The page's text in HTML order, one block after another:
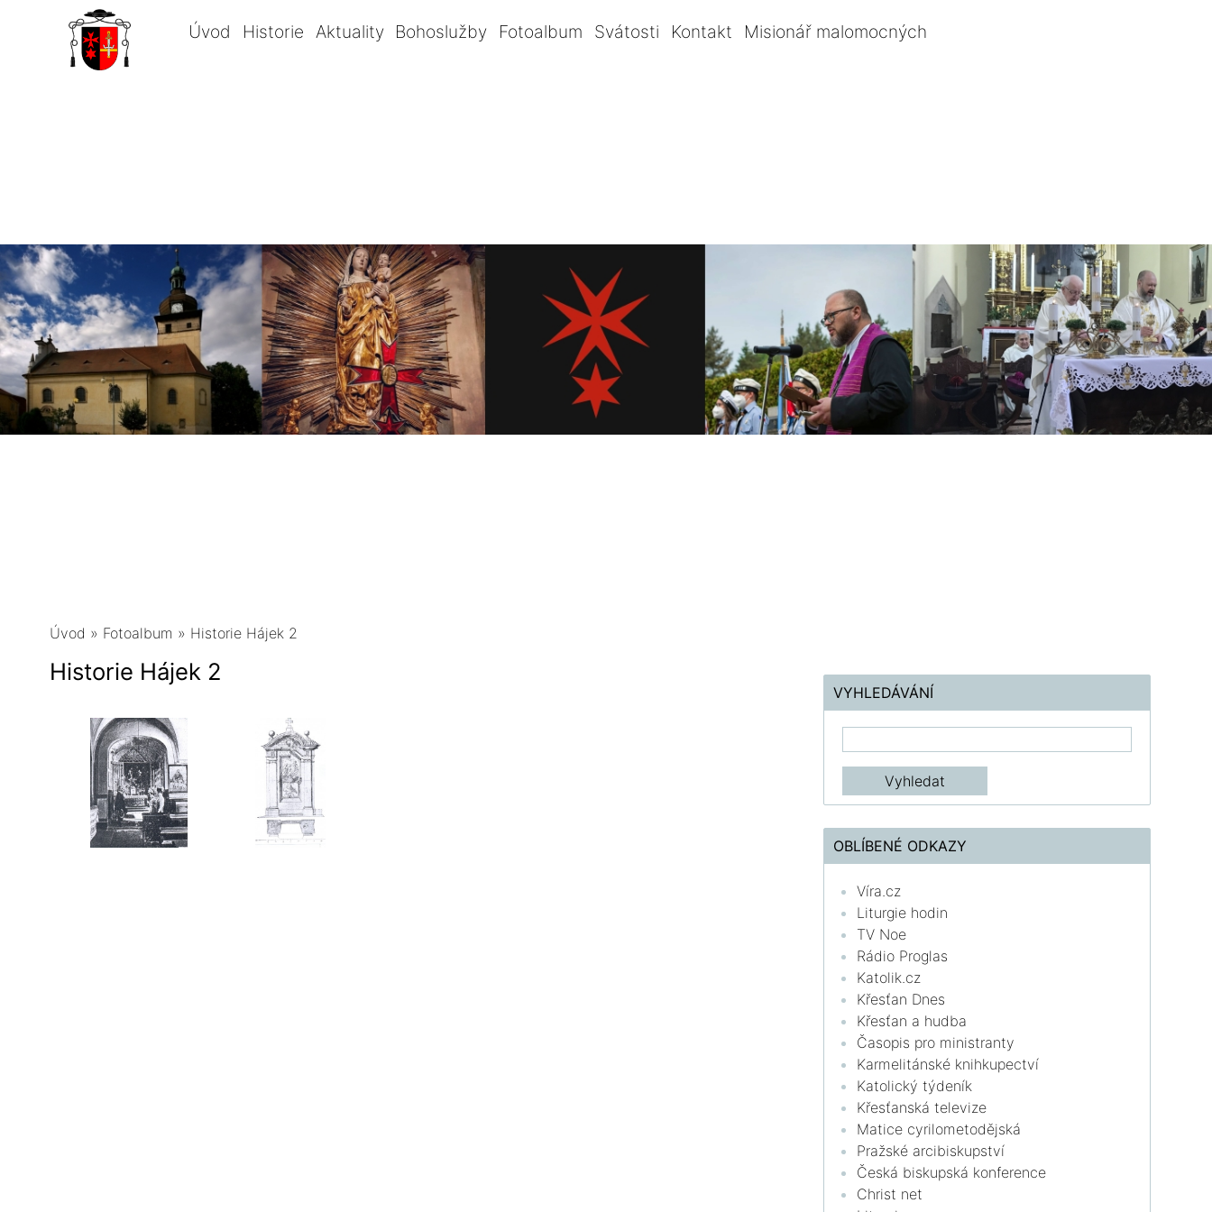
Úvod Historie Aktuality Bohoslužby Fotoalbum Svátosti Kontakt Misionář malomocných
Úvod » Fotoalbum » Historie Hájek 2
Historie Hájek 2
VYHLEDÁVÁNÍ
OBLÍBENÉ ODKAZY
Víra.cz
Liturgie hodin
TV Noe
Rádio Proglas
Katolik.cz
Křesťan Dnes
Křesťan a hudba
Časopis pro ministranty
Karmelitánské knihkupectví
Katolický týdeník
Křesťanská televize
Matice cyrilometodějská
Pražské arcibiskupství
Česká biskupská konference
Christ net